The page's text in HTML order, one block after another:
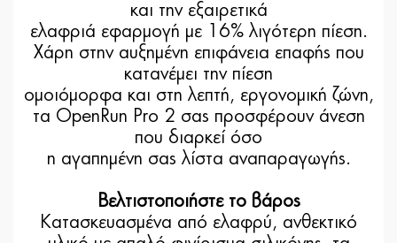
και την εξαιρετικά
ελαφριά εφαρμογή με 16% λιγότερη πίεση.
Χάρη στην αυξημένη επιφάνεια επαφής που
κατανέμει την πίεση
ομοιόμορφα και στη λεπτή, εργονομική ζώνη,
τα OpenRun Pro 2 σας προσφέρουν άνεση
που διαρκεί όσο
η αγαπημένη σας λίστα αναπαραγωγής.
Βελτιστοποιήστε το βάρος
Κατασκευασμένα από ελαφρύ, ανθεκτικό